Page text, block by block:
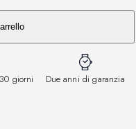
giorni Due anni di garanzia